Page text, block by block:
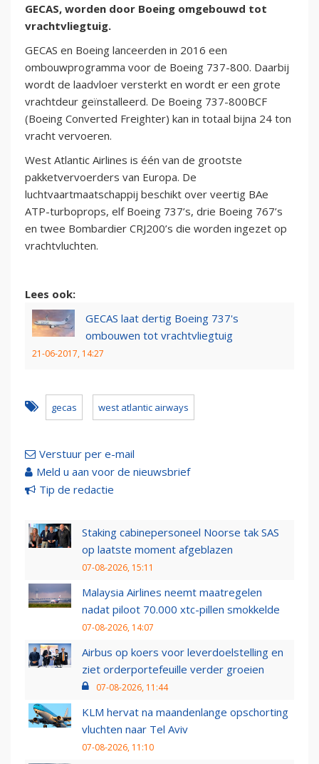
GECAS, worden door Boeing omgebouwd tot
vrachtvliegtuig.
GECAS en Boeing lanceerden in 2016 een
ombouwprogramma voor de Boeing 737-800. Daarbij
wordt de laadvloer versterkt en wordt er een grote
vrachtdeur geïnstalleerd. De Boeing 737-800BCF
(Boeing Converted Freighter) kan in totaal bijna 24 ton
vracht vervoeren.
West Atlantic Airlines is één van de grootste
pakketvervoerders van Europa. De
luchtvaartmaatschappij beschikt over veertig BAe
ATP-turboprops, elf Boeing 737’s, drie Boeing 767’s
en twee Bombardier CRJ200’s die worden ingezet op
vrachtvluchten.
Lees ook:
GECAS laat dertig Boeing 737's
ombouwen tot vrachtvliegtuig
21-06-2017, 14:27
gecas west atlantic airways
Verstuur per e-mail
Meld u aan voor de nieuwsbrief
Tip de redactie
Staking cabinepersoneel Noorse tak SAS
op laatste moment afgeblazen
07-08-2026, 15:11
Malaysia Airlines neemt maatregelen
nadat piloot 70.000 xtc-pillen smokkelde
07-08-2026, 14:07
Airbus op koers voor leverdoelstelling en
ziet orderportefeuille verder groeien
07-08-2026, 11:44
KLM hervat na maandenlange opschorting
vluchten naar Tel Aviv
07-08-2026, 11:10